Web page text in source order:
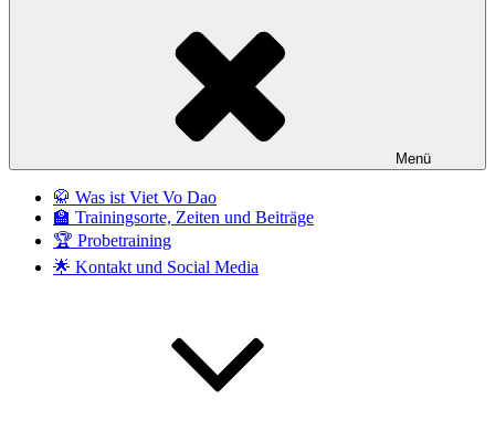
Menü
🥋 Was ist Viet Vo Dao
🏫 Trainingsorte, Zeiten und Beiträge
🏆 Probetraining
🌟 Kontakt und Social Media